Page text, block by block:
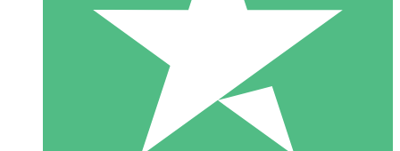
Paga según el uso con créditos de descarga. Sin compromiso
10 00